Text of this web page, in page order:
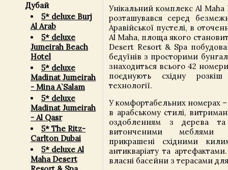
Дубай
5* deluxe Burj
Al Arab
5* deluxe
Jumeirah Beach
Hotel
5* deluxe
Madinat Jumeirah
- Mina A`Salam
5* deluxe
Madinat Jumeirah
- Al Qasr
5* The Ritz-
Carlton Dubai
5* deluxe Al
Maha Desert
Унікальний комплекс Al
розташувався серед
Аравійської пустелі, в
Al Maha, площа якого
Desert Resort & Spa
бедуїнів з просторими
знаходиться всього 42
поєднують східну розкіш
технології.
У комфортабельних номерах –
в арабському стилі,
оздобленням з дерева
витонченими меблями
прикрашені східними
антикваріату та
власні басейни з терасами